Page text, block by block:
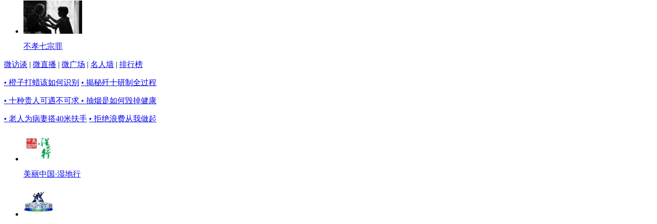
不孝七宗罪
微访谈 | 微直播 | 微广场 | 名人墙 | 排行榜
• 橙子打蜡该如何识别 • 揭秘歼十研制全过程
• 十种贵人可遇不可求 • 抽烟是如何毁掉健康
• 老人为病妻搭40米扶手 • 拒绝浪费从我做起
美丽中国·湿地行